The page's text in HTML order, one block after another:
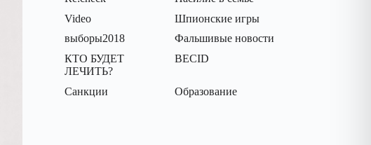
Video
Шпионские игры
выборы2018
Фальшивые новости
КТО БУДЕТ
ЛЕЧИТЬ?
BECID
Санкции Oбразование